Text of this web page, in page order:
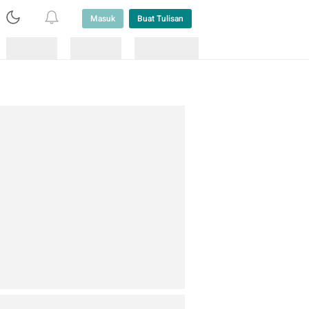
Masuk Buat Tulisan